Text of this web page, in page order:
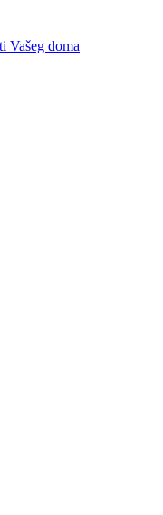
Vašeg doma